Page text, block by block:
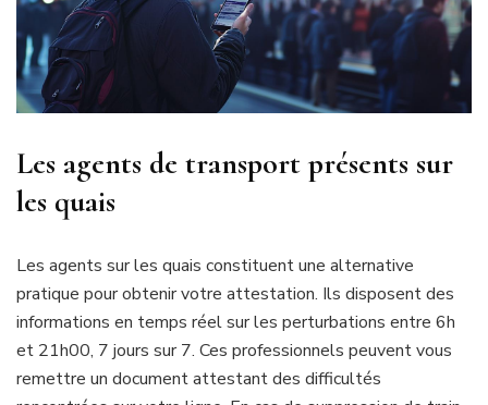
Les agents de transport présents sur
les quais
Les agents sur les quais constituent une alternative
pratique pour obtenir votre attestation. Ils disposent des
informations en temps réel sur les perturbations entre 6h
et 21h00, 7 jours sur 7. Ces professionnels peuvent vous
remettre un document attestant des difficultés